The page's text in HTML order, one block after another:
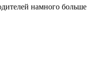
намного больше